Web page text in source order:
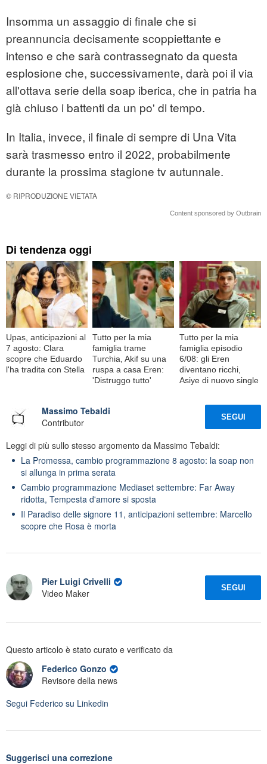
Insomma un assaggio di finale che si
preannuncia decisamente scoppiettante e
intenso e che sarà contrassegnato da questa
esplosione che, successivamente, darà poi il via
all'ottava serie della soap iberica, che in patria ha
già chiuso i battenti da un po' di tempo.
In Italia, invece, il finale di sempre di Una Vita
sarà trasmesso entro il 2022, probabilmente
durante la prossima stagione tv autunnale.
© RIPRODUZIONE VIETATA
Content sponsored by Outbrain
Di tendenza oggi
Upas, anticipazioni al
7 agosto: Clara
scopre che Eduardo
l'ha tradita con Stella
Tutto per la mia
famiglia trame
Turchia, Akif su una
ruspa a casa Eren:
'Distruggo tutto'
Tutto per la mia
famiglia episodio
6/08: gli Eren
diventano ricchi,
Asiye di nuovo single
Massimo Tebaldi
Contributor
SEGUI
Leggi di più sullo stesso argomento da Massimo Tebaldi:
La Promessa, cambio programmazione 8 agosto: la soap non
si allunga in prima serata
Cambio programmazione Mediaset settembre: Far Away
ridotta, Tempesta d'amore si sposta
Il Paradiso delle signore 11, anticipazioni settembre: Marcello
scopre che Rosa è morta
Pier Luigi Crivelli
Video Maker
SEGUI
Questo articolo è stato curato e verificato da
Federico Gonzo
Revisore della news
Segui Federico su Linkedin
Suggerisci una correzione